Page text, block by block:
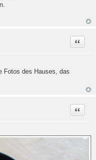
Citeer
Fotos des Hauses, das
Citeer